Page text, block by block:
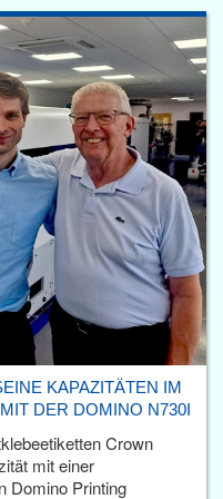
KAPAZITÄTEN IM
DER DOMINO N730I
Crown
mit einer
Domino Printing